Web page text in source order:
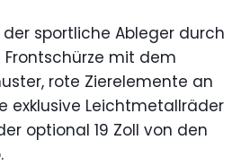
sportliche Ableger durch
mit dem
rote Zierelemente an
exklusive Leichtmetallräder
optional 19 Zoll von den